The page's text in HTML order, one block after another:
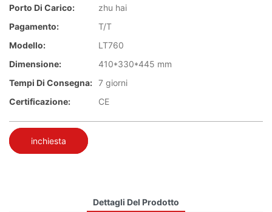
Porto Di Carico:
zhu hai
Pagamento:
T/T
Modello:
LT760
Dimensione:
410*330*445 mm
Tempi Di Consegna: 7 giorni
Certificazione:
CE
inchiesta
Dettagli Del Prodotto